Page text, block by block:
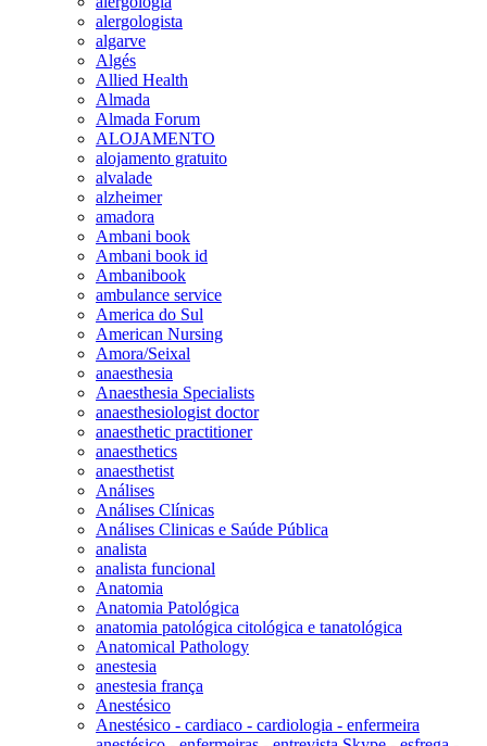
alergologista
algarve
Algés
Allied Health
Almada
Almada Forum
ALOJAMENTO
alojamento gratuito
alvalade
alzheimer
amadora
Ambani book
Ambani book id
Ambanibook
ambulance service
America do Sul
American Nursing
Amora/Seixal
anaesthesia
Anaesthesia Specialists
anaesthesiologist doctor
anaesthetic practitioner
anaesthetics
anaesthetist
Análises
Análises Clínicas
Análises Clinicas e Saúde Pública
analista
analista funcional
Anatomia
Anatomia Patológica
anatomia patológica citológica e tanatológica
Anatomical Pathology
anestesia
anestesia frança
Anestésico
Anestésico - cardiaco - cardiologia - enfermeira